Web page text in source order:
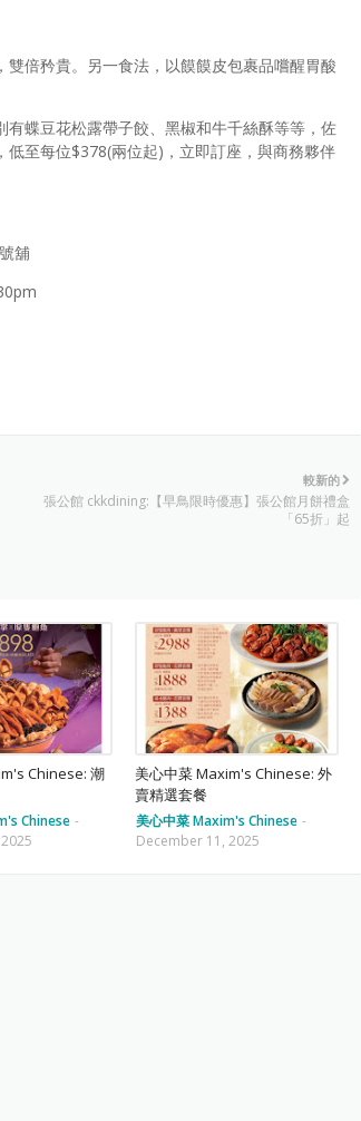
倍矜貴。另一食法，以饃饃皮包裹品嚐醒胃酸
蝶豆花松露帶子餃、黑椒和牛千絲酥等等，佐
至每位$378(兩位起)，立即訂座，與商務夥伴
舖
較新的
張公館 ckkdining:【早鳥限時優惠】張公館月餅禮盒
「65折」起
Chinese: 潮
Chinese -
美心中菜 Maxim's Chinese: 外
賣精選套餐
美心中菜 Maxim's Chinese -
December 11, 2025